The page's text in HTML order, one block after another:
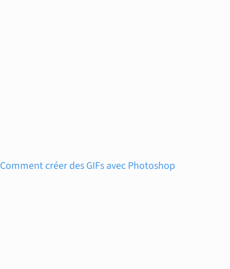
Comment créer des GIFs avec Photoshop